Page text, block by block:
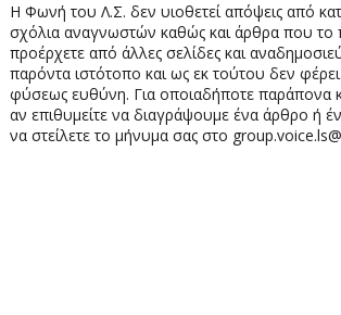
Η Φωνή του Λ.Σ. δεν υιοθετεί απόψεις από
σχόλια αναγνωστών καθώς και άρθρα που το
προέρχετε από άλλες σελίδες και
παρόντα ιστότοπο και ως εκ τούτου δεν
φύσεως ευθύνη. Για οποιαδήποτε παράπονα
αν επιθυμείτε να διαγράψουμε ένα άρθρο ή
να στείλετε το μήνυμα σας στο